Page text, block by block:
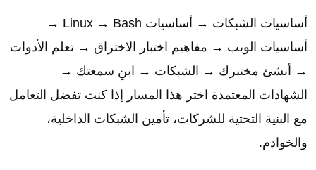
أساسيات الشبكات → أساسيات Linux → Bash →
أساسيات الويب → مفاهيم اختبار الاختراق → تعلم الأدوات
→ أنشئ مختبرك → الشبكات → ابنِ سمعتك →
الشهادات المعتمدة اختر هذا المسار إذا كنت تفضل التعامل
مع البنية التحتية للشركات، تأمين الشبكات الداخلية،
والخوادم.